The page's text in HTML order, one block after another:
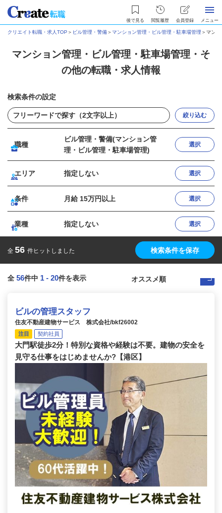
後で見る 閲覧履歴 会員登録 メニュー
クリエイト転職・求人TOP ＞ ビル管理・警備＞マンション管理・ビル管理・駐車場管理 ＞マンシ
マンション管理・ビル管理・駐車場管理・そ
の他の転職・求人情報
検索条件の設定
絞り込む
職種
ビル管理・警備(マンション管
理・ビル管理・駐車場管理)
選択
エリア 指定しない 選択
条件 月給 15万円以上 選択
業種 指定しない 選択
全 56 件ヒットしました 検索条件を保存
全 56件中 1 - 20件を表示
ビルの管理スタッフ
住友不動産建物サービス 株式会社/bkf26002
注目 契約社員
大門駅徒歩2分！特別な資格や経験は不要。建物の安全を
見守る仕事をはじめませんか?【港区】